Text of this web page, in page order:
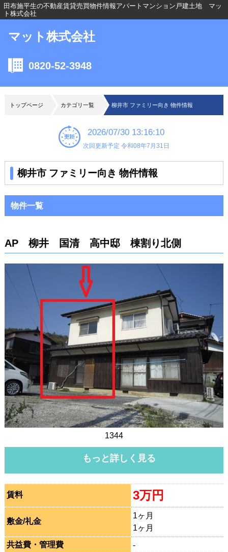
田布施平生の不動産賃貸売買物件情報アパートマンション戸建土地 マッ
ト株式会社
マット株式会社
0820-52-3948
トップページ カテゴリ一覧 柳井市 ファミリー向き 物件情報
2026/07/30 13:16:10
次回更新予定 令和08年7月31日
柳井市 ファミリー向き 物件情報
物件一覧
AP 柳井 国清 高中邸 棟割り北側
1344
もっと詳しく見る
賃料 3万円
敷金/礼金
1ヶ月
1ヶ月
共益費・管理費
-